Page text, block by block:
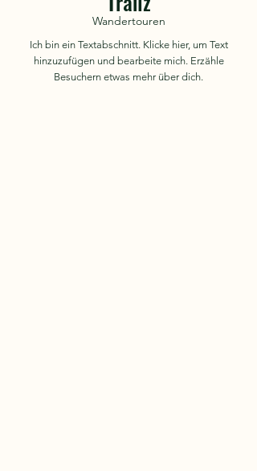
Wandertouren
Ich bin ein Textabschnitt. Klicke hier, um Text
hinzuzufügen und bearbeite mich. Erzähle
Besuchern etwas mehr über dich.